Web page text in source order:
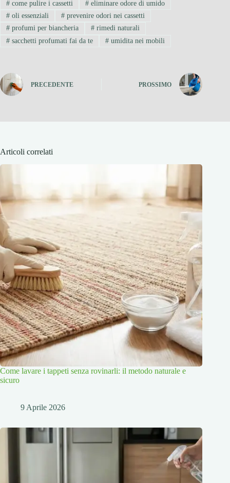
#come pulire i cassetti #eliminare odore di umido
#oli essenziali #prevenire odori nei cassetti
#profumi per biancheria #rimedi naturali
#sacchetti profumati fai da te #umidita nei mobili
PRECEDENTE PROSSIMO
Articoli correlati
Come lavare i tappeti senza rovinarli: il metodo naturale e
sicuro
9 Aprile 2026